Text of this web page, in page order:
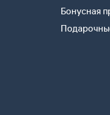
Бонусная